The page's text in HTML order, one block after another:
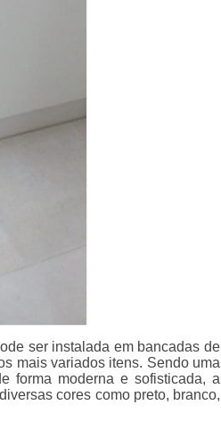
ser instalada em bancadas de
mais variados itens. Sendo uma
forma moderna e sofisticada, a
cores como preto, branco,